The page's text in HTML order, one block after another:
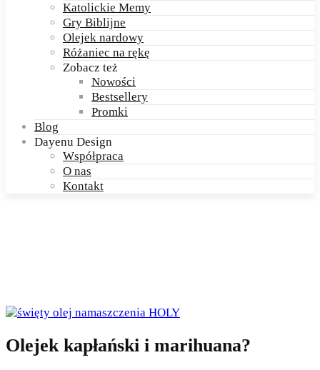
Katolickie Memy
Gry Biblijne
Olejek nardowy
Różaniec na rękę
Zobacz też
Nowości
Bestsellery
Promki
Blog
Dayenu Design
Współpraca
O nas
Kontakt
Olejek kapłański i marihuana?